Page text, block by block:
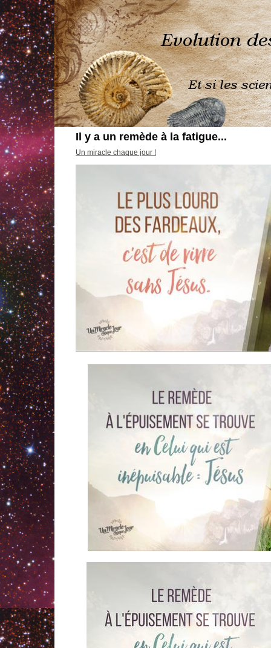
Il y a un remède à la fatigue...
Un miracle chaque jour !